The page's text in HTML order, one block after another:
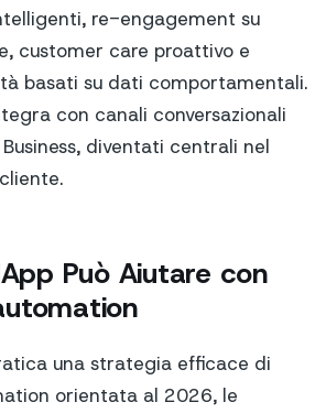
re-engagement su
customer care proattivo e
basati su dati comportamentali.
con canali conversazionali
diventati centrali nel
Può Aiutare con
una strategia efficace di
orientata al 2026, le